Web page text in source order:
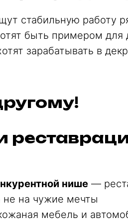
стабильную работу
быть примером
зарабатывать в
нише —
не на чужие мечты
мебель и